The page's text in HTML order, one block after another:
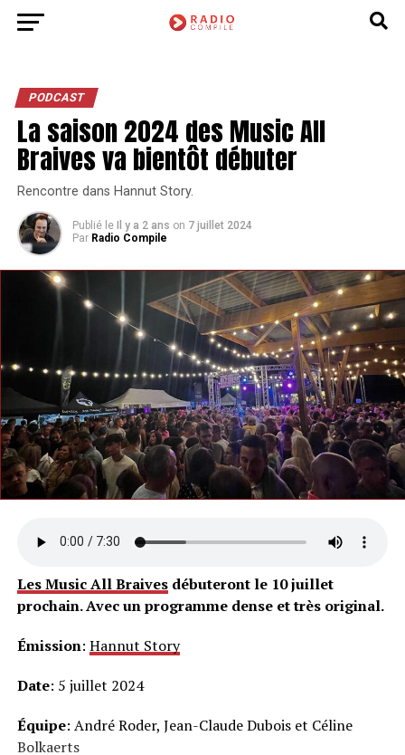
PODCAST
La saison 2024 des Music All
Braives va bientôt débuter
Rencontre dans Hannut Story.
Publié le Il y a 2 ans on 7 juillet 2024
Par Radio Compile
Les Music All Braivesdébuteront le 10 juillet
prochain. Avec un programme dense et très original.
Émission: Hannut Story
Date: 5 juillet 2024
Équipe: André Roder, Jean-Claude Dubois et Céline
Bolkaerts